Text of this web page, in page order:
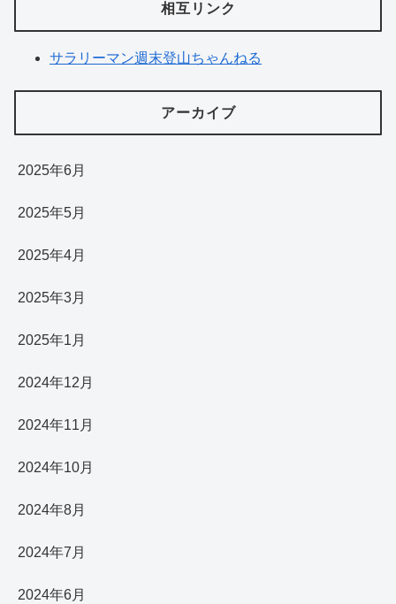
相互リンク
サラリーマン週末登山ちゃんねる
アーカイブ
2025年6月
2025年5月
2025年4月
2025年3月
2025年1月
2024年12月
2024年11月
2024年10月
2024年8月
2024年7月
2024年6月